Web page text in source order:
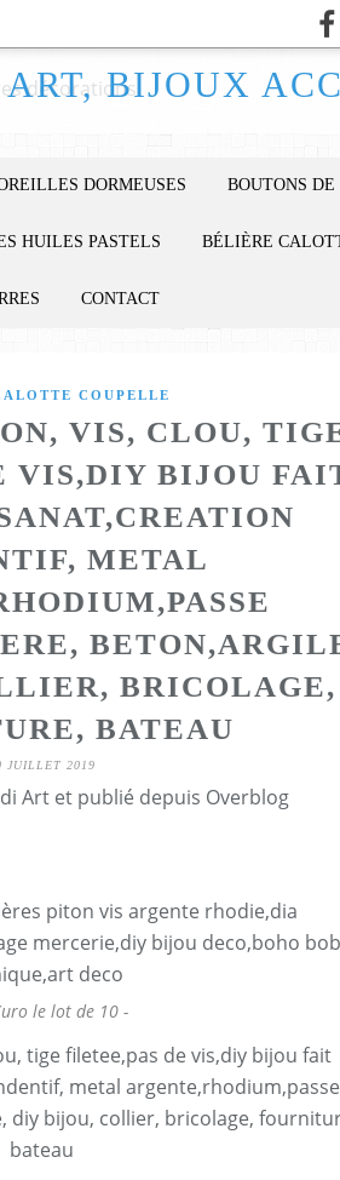
DORMEUSES BOUTONS DE
HUILES PASTELS BÉLIÈRE
CONTACT
COUPELLE
VIS, CLOU,
VIS,DIY BIJOU
METAL
BRICOLAGE,
BATEAU
JUILLET 2019
Art et publié depuis Overblog
le lot de 10 -